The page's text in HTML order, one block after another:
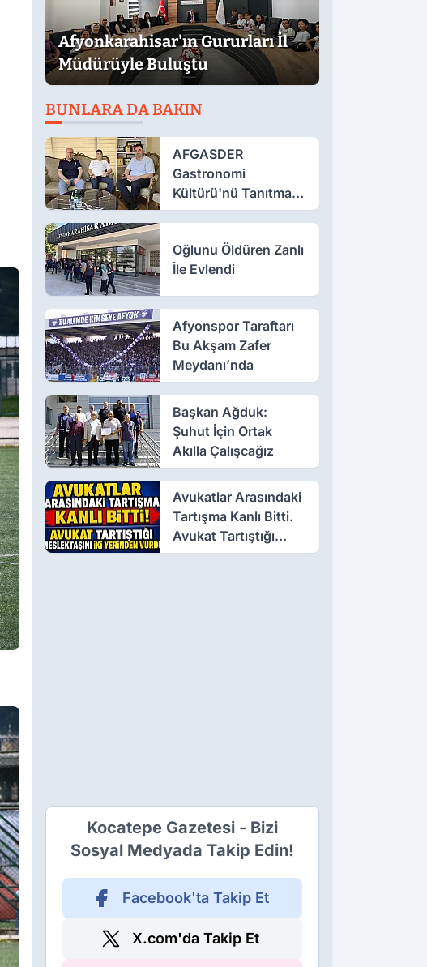
Afyonkarahisar'ın Gururları İl
Müdürüyle Buluştu
BUNLARA DA BAKIN
AFGASDER
Gastronomi
Kültürü'nü Tanıtmak
İçin Çalışıyor
Oğlunu Öldüren Zanlı
İle Evlendi
Afyonspor Taraftarı
Bu Akşam Zafer
Meydanı’nda
Başkan Ağduk:
Şuhut İçin Ortak
Akılla Çalışcağız
Avukatlar Arasındaki
Tartışma Kanlı Bitti.
Avukat Tartıştığı
Meslektaşını İki
Kocatepe Gazetesi - Bizi
Sosyal Medyada Takip Edin!
Facebook'ta Takip Et
X.com'da Takip Et